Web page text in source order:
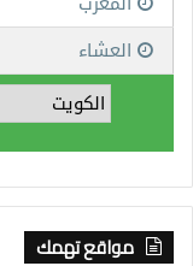
مواقع تهمك